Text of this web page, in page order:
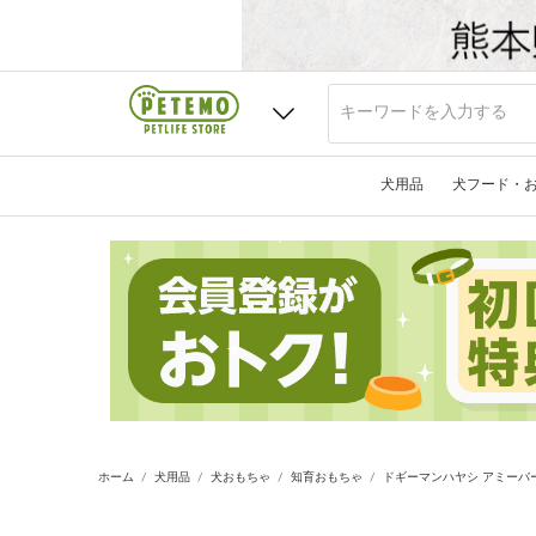
犬用品 犬フード・
ホーム 犬用品 犬おもちゃ 知育おもちゃ ドギーマンハヤシ アミーバ